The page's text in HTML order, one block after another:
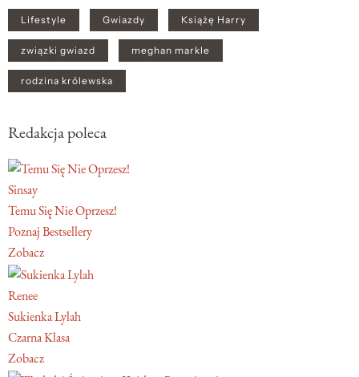
Lifestyle Gwiazdy Książę Harry
związki gwiazd meghan markle
rodzina królewska
Redakcja poleca
Sinsay
Temu Się Nie Oprzesz!
Poznaj Bestsellery
Zobacz
Renee
Sukienka Lylah
Czarna Klasa
Zobacz